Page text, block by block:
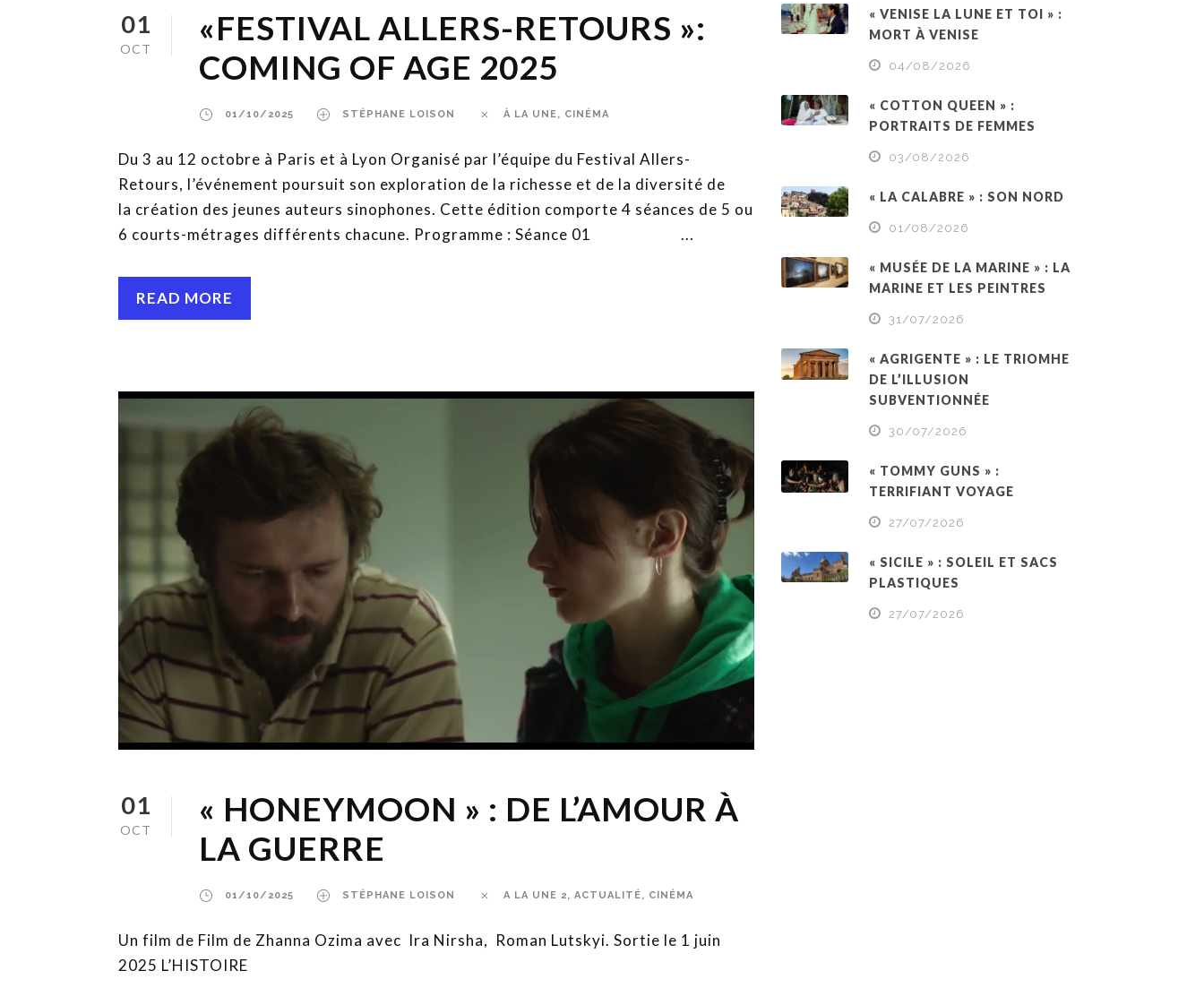
01
OCT
«FESTIVAL ALLERS-RETOURS »:
COMING OF AGE 2025
01/10/2025 STÉPHANE LOISON À LA UNE, CINÉMA
Du 3 au 12 octobre à Paris et à Lyon Organisé par l’équipe du Festival Allers-
Retours, l’événement poursuit son exploration de la richesse et de la diversité de
la création des jeunes auteurs sinophones. Cette édition comporte 4 séances de 5 ou
6 courts-métrages différents chacune. Programme : Séance 01 ...
READ MORE
01
OCT
« HONEYMOON » : DE L’AMOUR À
LA GUERRE
01/10/2025 STÉPHANE LOISON A LA UNE 2, ACTUALITÉ, CINÉMA
Un film de Film de Zhanna Ozima avec Ira Nirsha, Roman Lutskyi. Sortie le 1 juin
2025 L’HISTOIRE
« VENISE LA LUNE ET TOI » :
MORT À VENISE
04/08/2026
« COTTON QUEEN » :
PORTRAITS DE FEMMES
03/08/2026
« LA CALABRE » : SON NORD
01/08/2026
« MUSÉE DE LA MARINE » : LA
MARINE ET LES PEINTRES
31/07/2026
« AGRIGENTE » : LE TRIOMHE
DE L’ILLUSION
SUBVENTIONNÉE
30/07/2026
« TOMMY GUNS » :
TERRIFIANT VOYAGE
27/07/2026
« SICILE » : SOLEIL ET SACS
PLASTIQUES
27/07/2026